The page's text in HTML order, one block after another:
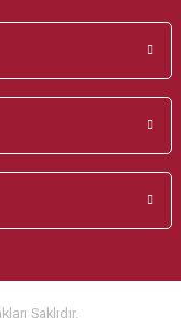
Saklıdır.